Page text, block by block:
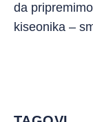
da
kiseonika –